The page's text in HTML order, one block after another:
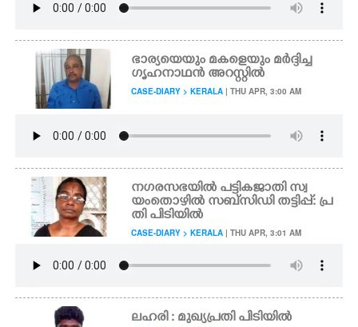
ഭാര്യയെയും മകളെയും മർദ്ദിച്ച
ഗൃഹനാഥൻ അറസ്റ്റിൽ
CASE-DIARY > KERALA | THU APR, 3:00 AM
നഗരസഭയിൽ പട്ടികജാതി സ്വ
യംതൊഴിൽ സബ്സിഡി തട്ടിപ്പ്: പ്ര
തി പിടിയിൽ
CASE-DIARY > KERALA | THU APR, 3:01 AM
ലഹരി : മുഖ്യപ്രതി പിടിയിൽ